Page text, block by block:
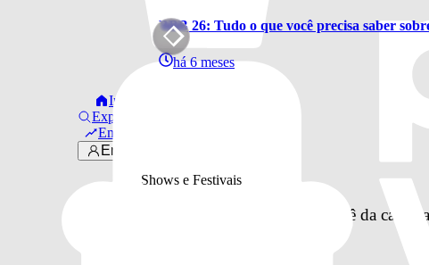
Início
Explorar
Em alta
Entrar
BBB 26: Tudo o que você precisa saber
há 6 meses
Shows e Festivais
Os Garotin anuncia maior turnê da